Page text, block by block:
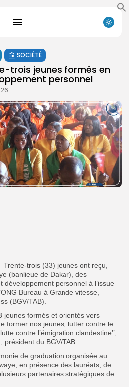
SOCIÉTÉ
trois jeunes formés en
personnel
Trente-trois (33) jeunes ont reçu,
(banlieue de Dakar), des
développement personnel à l’issue
Bureau à Grande vitesse,
(BGV/TAB).
jeunes formés et orientés vers
former nos jeunes, lutter contre le
contre l’émigration clandestine’’,
président du BGV/TAB.
de graduation organisée au
en présence des lauréats, de
partenaires stratégiques de